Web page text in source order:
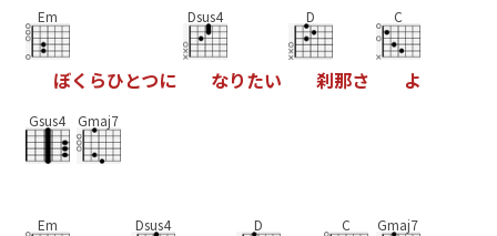
Em
ぼく らひとつに
Dsus4
なりたい
D
刹那さ
C
よ
Gsus4 Gmaj7
Em Dsus4 D C Gmaj7